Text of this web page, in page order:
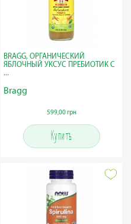
BRAGG, ОРГАНИЧЕСКИЙ
ЯБЛОЧНЫЙ УКСУС ПРЕБИОТИК С
...
Bragg
599,00 грн
Купить